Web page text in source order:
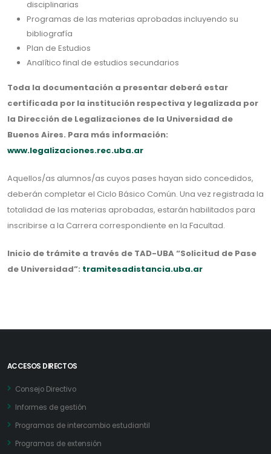
disciplinarias
Programas de las materias aprobadas incluyendo su
bibliografía
Plan de Estudios
Analítico final de estudios secundarios
Toda la documentación a presentar deberá estar
certificada por la institución respectiva y legalizada por
la Dirección de Legalizaciones de la Universidad de
Buenos Aires. Para más información:
www.legalizaciones.rec.uba.ar
Aquellos/as alumnos/as cuyos pases hayan sido concedidos,
deberán completar el Ciclo Básico Común. Una vez registrada la
totalidad de las materias aprobadas, estarán habilitados para
inscribirse a la Carrera correspondiente en la Facultad.
Inicio de trámite a través de TAD-UBA “Solicitud de Pase
de Universidad”: tramitesadistancia.uba.ar
ACCESOS DIRECTOS
Consejo Directivo
Informes de gestión
Programas de intercambio estudiantil
Programas de extensión